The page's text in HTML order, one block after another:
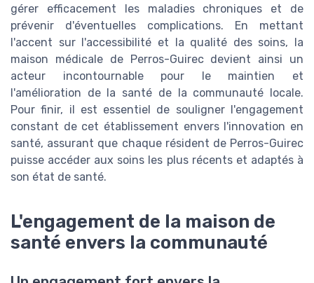
gérer efficacement les maladies chroniques et de
prévenir d'éventuelles complications. En mettant
l'accent sur l'accessibilité et la qualité des soins, la
maison médicale de Perros-Guirec devient ainsi un
acteur incontournable pour le maintien et
l'amélioration de la santé de la communauté locale.
Pour finir, il est essentiel de souligner l'engagement
constant de cet établissement envers l'innovation en
santé, assurant que chaque résident de Perros-Guirec
puisse accéder aux soins les plus récents et adaptés à
son état de santé.
L'engagement de la maison de
santé envers la communauté